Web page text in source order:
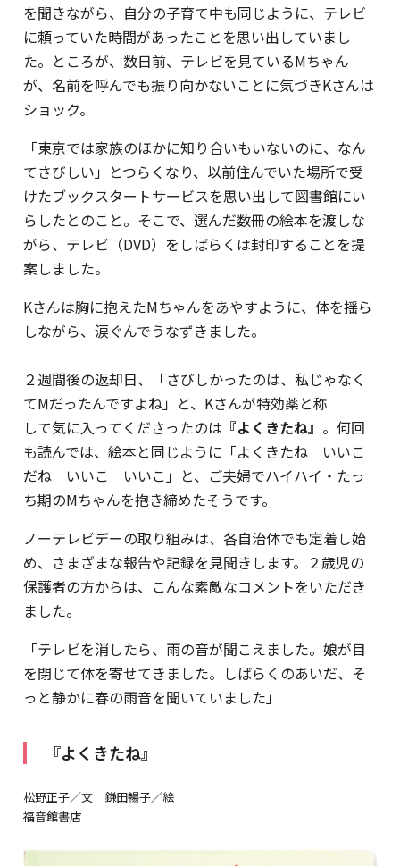
を聞きながら、自分の子育て中も同じように、テレビ
に頼っていた時間があったことを思い出していまし
た。ところが、数日前、テレビを見ているMちゃん
が、名前を呼んでも振り向かないことに気づきKさんは
ショック。
「東京では家族のほかに知り合いもいないのに、なん
てさびしい」とつらくなり、以前住んでいた場所で受
けたブックスタートサービスを思い出して図書館にい
らしたとのこと。そこで、選んだ数冊の絵本を渡しな
がら、テレビ（DVD）をしばらくは封印することを提
案しました。
Kさんは胸に抱えたMちゃんをあやすように、体を揺ら
しながら、涙ぐんでうなずきました。
２週間後の返却日、「さびしかったのは、私じゃなく
てMだったんですよね」と、Kさんが特効薬と称
して気に入ってくださったのは 『よくきたね』 。何回
も読んでは、絵本と同じように「よくきたね いいこ
だね いいこ いいこ」と、ご夫婦でハイハイ・たっ
ち期のMちゃんを抱き締めたそうです。
ノーテレビデーの取り組みは、各自治体でも定着し始
め、さまざまな報告や記録を見聞きします。２歳児の
保護者の方からは、こんな素敵なコメントをいただき
ました。
「テレビを消したら、雨の音が聞こえました。娘が目
を閉じて体を寄せてきました。しばらくのあいだ、そ
っと静かに春の雨音を聞いていました」
『よくきたね』
松野正子／文 鎌田暢子／絵
福音館書店